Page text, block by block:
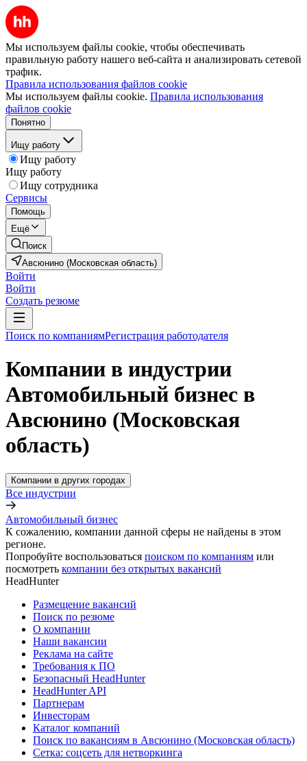
Мы используем файлы cookie, чтобы обеспечивать
правильную работу нашего веб-сайта и анализировать сетевой
трафик.
Правила использования файлов cookie
Мы используем файлы cookie. Правила использования
файлов cookie
Понятно
Ищу работу
Ищу работу
Ищу работу
Ищу сотрудника
Сервисы
Помощь
Ещё
Поиск
Авсюнино (Московская область)
Войти
Войти
Создать резюме
Поиск по компаниямРегистрация работодателя
Компании в индустрии
Автомобильный бизнес в
Авсюнино (Московская
область)
Компании в других городах
Все индустрии
Автомобильный бизнес
К сожалению, компании данной сферы не найдены в этом
регионе.
Попробуйте воспользоваться поиском по компаниям или
посмотреть компании без открытых вакансий
HeadHunter
Размещение вакансий
Поиск по резюме
О компании
Наши вакансии
Реклама на сайте
Требования к ПО
Безопасный HeadHunter
HeadHunter API
Партнерам
Инвесторам
Каталог компаний
Поиск по вакансиям в Авсюнино (Московская область)
Сетка: соцсеть для нетворкинга